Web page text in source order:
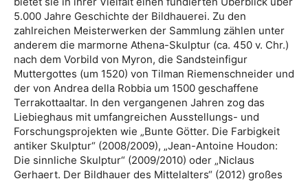
5.000 Jahre Geschichte der Bildhauerei. Zu den
zahlreichen Meisterwerken der Sammlung zählen unter
anderem die marmorne Athena-Skulptur (ca. 450 v. Chr.)
nach dem Vorbild von Myron, die Sandsteinfigur
Muttergottes (um 1520) von Tilman Riemenschneider und
der von Andrea della Robbia um 1500 geschaffene
Terrakottaaltar. In den vergangenen Jahren zog das
Liebieghaus mit umfangreichen Ausstellungs- und
Forschungsprojekten wie „Bunte Götter. Die Farbigkeit
antiker Skulptur“ (2008/2009), „Jean-Antoine Houdon:
Die sinnliche Skulptur“ (2009/2010) oder „Niclaus
Gerhaert. Der Bildhauer des Mittelalters“ (2012) großes